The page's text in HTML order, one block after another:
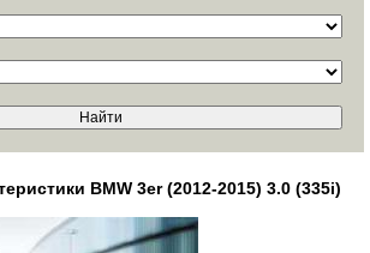
BMW 3er (2012-2015) 3.0 (335i)